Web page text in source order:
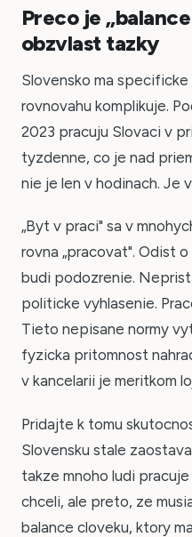
Preco je
obzvlast tazky
Slovensko ma
rovnovahu komplikuje.
2023 pracuju Slovaci v
tyzdenne, co je nad
nie je len v hodinach. Je
„Byt v praci" sa v
rovna „pracovat". Odist
budi podozrenie.
politicke vyhlasenie.
Tieto nepisane normy
fyzicka pritomnost
v kancelarii je meritkom
Pridajte k tomu
Slovensku stale
takze mnoho ludi
chceli, ale preto, ze
balance cloveku, ktory